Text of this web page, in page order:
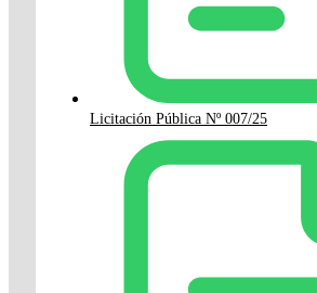
Licitación Pública Nº 007/25